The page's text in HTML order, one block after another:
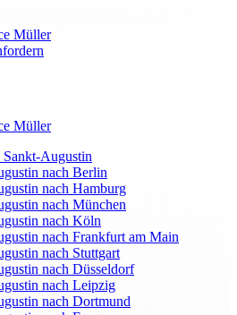
Müller
Müller
Sankt-Augustin
nach Berlin
nach Hamburg
nach München
nach Köln
nach Frankfurt am Main
nach Stuttgart
nach Düsseldorf
nach Leipzig
nach Dortmund